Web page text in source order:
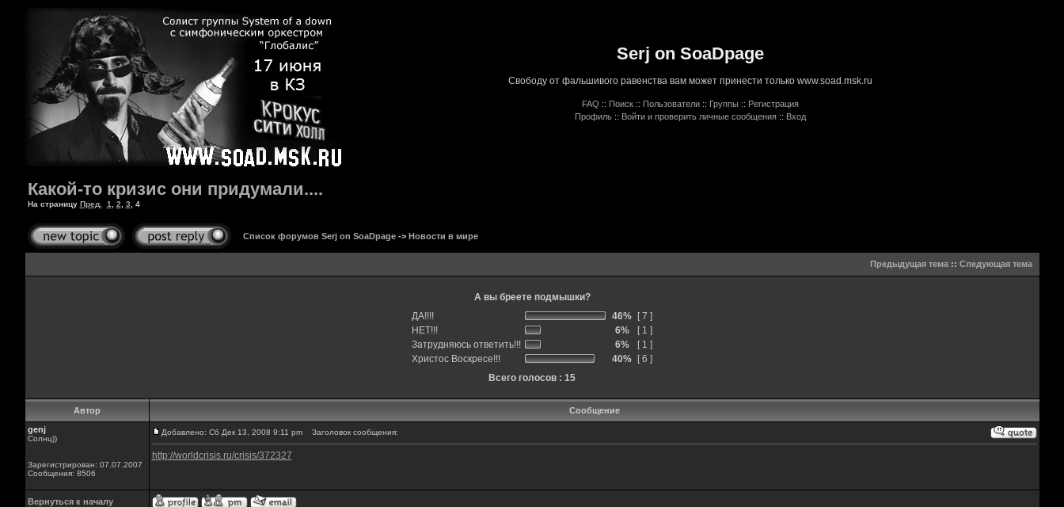
Serj on SoaDpage
Свободу от фальшивого равенства вам может принести только www.soad.msk.ru
FAQ :: Поиск :: Пользователи :: Группы :: Регистрация
Профиль :: Войти и проверить личные сообщения :: Вход
Какой-то кризис они придумали....
На страницу Пред. 1 2 3 4
Список форумов Serj on SoaDpage-> Новости в мире
Предыдущая тема:: Следующая тема
А вы бреете подмышки?
ДА!!!!
46%
[ 7 ]
НЕТ!!!
6%
[ 1 ]
Затрудняюсь ответить!!!
6%
[ 1 ]
Христос Воскресе!!!
40%
[ 6 ]
Всего голосов : 15
Автор
Сообщение
genj
Солнц))
Зарегистрирован: 07.07.2007
Сообщения: 8506
Добавлено: Сб Дек 13, 2008 9:11 pm Заголовок сообщения:
http://worldcrisis.ru/crisis/372327
Вернуться к началу